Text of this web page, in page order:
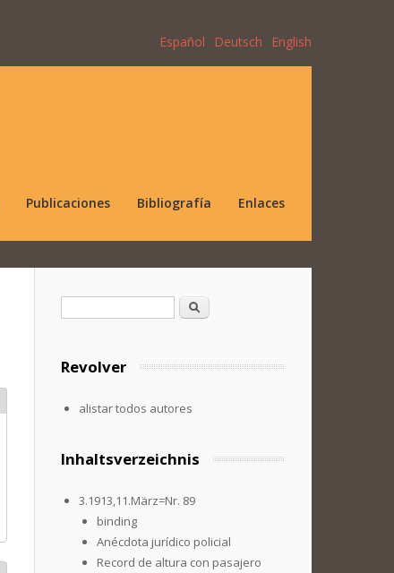
Español Deutsch English
Publicaciones Bibliografía Enlaces
Formulario de búsqueda
Buscar
Revolver
alistar todos autores
Inhaltsverzeichnis
3.1913,11.März=Nr. 89
binding
Anécdota jurídico policial
Record de altura con pasajero